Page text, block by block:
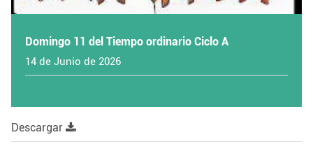
Domingo 11 del Tiempo ordinario Ciclo A
14 de Junio de 2026
Descargar